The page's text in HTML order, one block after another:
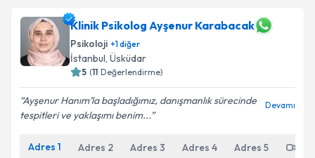
Klinik Psikolog Ayşenur Karabacak
Psikoloji +1diğer
İstanbul, Üsküdar
5 (11 Değerlendirme)
Ayşenur Hanım’la başladığımız, danışmanlık sürecinde
tespitleri ve yaklaşımı benim...
Devamı
Adres 1 Adres 2 Adres 3 Adres 4 Adres 5